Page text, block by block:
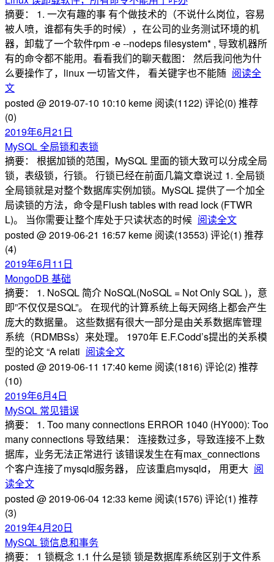
摘要： 1. 一次有趣的事 有个做技术的（不说什么岗位，容易
被人喷，谁都有失手的时候），在公司的业务测试环境的机
器，卸载了一个软件rpm -e --nodeps filesystem* , 导致机器所
有的命令都不能用。看看我们的聊天截图： 然后我问他为什
么要操作了，linux 一切皆文件， 看关键字也不能随 阅读全
文
posted @ 2019-07-10 10:10 keme 阅读(1122) 评论(0) 推荐
(0)
2019年6月21日
MySQL 全局锁和表锁
摘要： 根据加锁的范围，MySQL 里面的锁大致可以分成全局
锁，表级锁，行锁。 行锁已经在前面几篇文章说过 1. 全局锁
全局锁就是对整个数据库实例加锁。MySQL 提供了一个加全
局读锁的方法，命令是Flush tables with read lock (FTWR
L)。 当你需要让整个库处于只读状态的时候 阅读全文
posted @ 2019-06-21 16:57 keme 阅读(13553) 评论(1) 推荐
(4)
2019年6月11日
MongoDB 基础
摘要： 1. NoSQL 简介 NoSQL(NoSQL = Not Only SQL )，意
即”不仅仅是SQL”。 在现代的计算系统上每天网络上都会产生
庞大的数据量。 这些数据有很大一部分是由关系数据库管理
系统（RDMBSs）来处理。 1970年 E.F.Codd’s提出的关系模
型的论文 “A relati 阅读全文
posted @ 2019-06-11 17:40 keme 阅读(1816) 评论(2) 推荐
(10)
2019年6月4日
MySQL 常见错误
摘要： 1. Too many connections ERROR 1040 (HY000): Too
many connections 导致结果： 连接数过多，导致连接不上数
据库，业务无法正常进行 该错误发生在有max_connections
个客户连接了mysqld服务器， 应该重启mysqld， 用更大 阅
读全文
posted @ 2019-06-04 12:33 keme 阅读(1576) 评论(1) 推荐
(3)
2019年4月20日
MySQL 锁信息和事务
摘要： 1 锁概念 1.1 什么是锁 锁是数据库系统区别于文件系